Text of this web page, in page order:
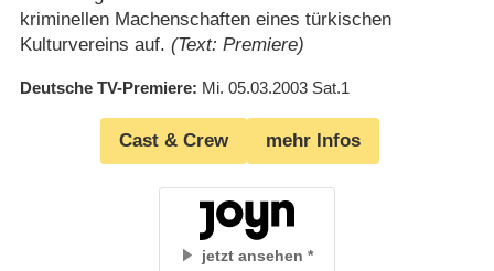
kriminellen Machenschaften eines türkischen
Kulturvereins auf. (Text: Premiere)
Deutsche TV-Premiere Mi. 05.03.2003 Sat.1
Cast & Crew mehr Infos
jetzt ansehen